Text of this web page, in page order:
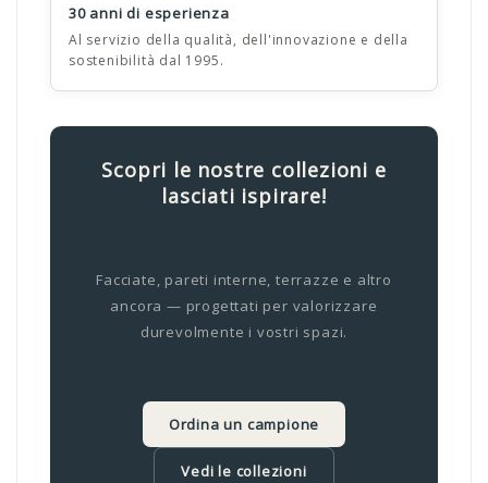
30 anni di esperienza
Al servizio della qualità, dell'innovazione e della
sostenibilità dal 1995.
Scopri le nostre collezioni e
lasciati ispirare!
Facciate, pareti interne, terrazze e altro
ancora — progettati per valorizzare
durevolmente i vostri spazi.
Ordina un campione
Vedi le collezioni